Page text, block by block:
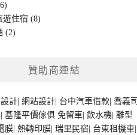
遊住宿 (8)
(2)
贊助商連結
計 |網站設計 台中汽車借款 |喬義司
|基隆平價傢俱 免留車 |飲水機 |離型
膜 |熱轉印膜 |瑞里民宿 台東租機車